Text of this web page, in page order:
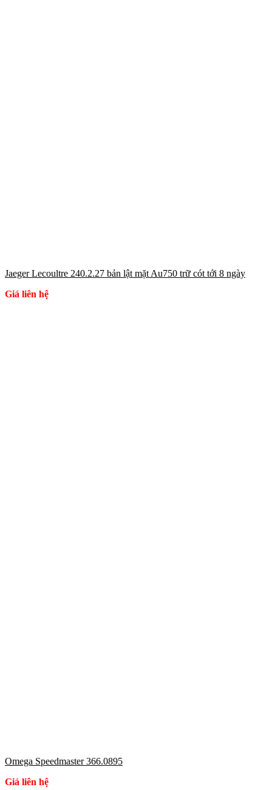
Jaeger Lecoultre 240.2.27 bản lật mặt Au750 trữ cót tới 8 ngày
Giá liên hệ
Omega Speedmaster 366.0895
Giá liên hệ